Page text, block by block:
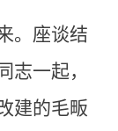
。座谈结
志一起，
建的毛畈